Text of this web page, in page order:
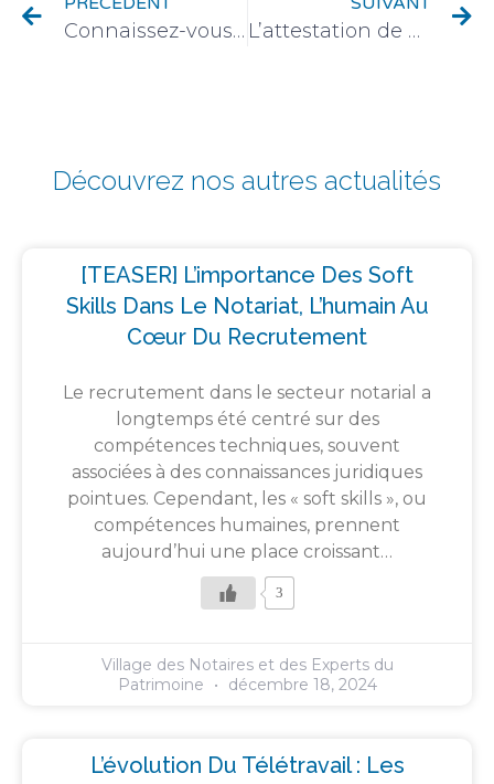
Connaissez-vous l’association « Droit comme un H ! » ? L’attestation de financement, le sésame pour décrocher la visite d’un bien immobilier ?
Découvrez nos autres actualités
[TEASER] L’importance Des Soft
Skills Dans Le Notariat, L’humain Au
Cœur Du Recrutement
Le recrutement dans le secteur notarial a
longtemps été centré sur des
compétences techniques, souvent
associées à des connaissances juridiques
pointues. Cependant, les « soft skills », ou
compétences humaines, prennent
aujourd’hui une place croissant…
3
Village des Notaires et des Experts du
Patrimoine
décembre 18, 2024
L’évolution Du Télétravail : Les